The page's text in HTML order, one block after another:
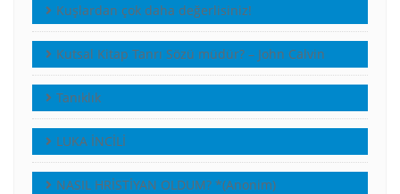
Kuşlardan çok daha değerlisiniz!
Kutsal Kitap Tanrı Sözü müdür? – John Calvin
Tanıklık
LUKA İNCİLİ
NASIL HRİSTİYAN OLDUM? *(Anonim)